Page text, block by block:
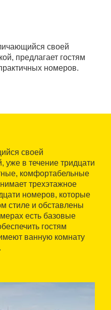
своей
предлагает гостям
номеров.
своей
уже в течение тридцати
комфортабельные
трехэтажное
номеров, которые
стиле и обставлены
есть базовые
гостям
ванную комнату